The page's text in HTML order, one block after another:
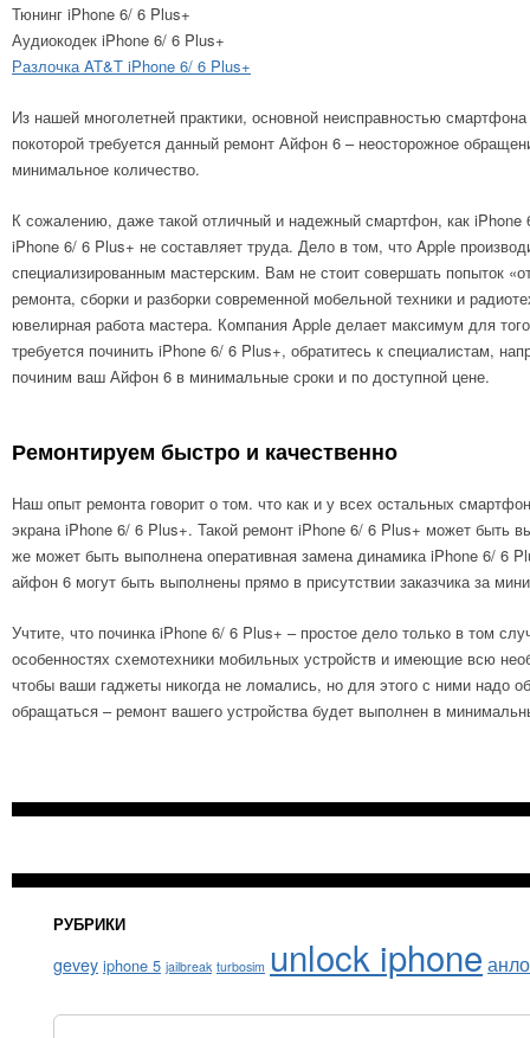
Тюнинг iPhone 6/ 6 Plus+
Аудиокодек iPhone 6/ 6 Plus+
Разлочка AT&T iPhone 6/ 6 Plus+
Из нашей многолетней практики, основной неисправностью
покоторой требуется данный ремонт Айфон 6 – неосторожное
минимальное количество.
К сожалению, даже такой отличный и надежный смартфон, как
iPhone 6/ 6 Plus+ не составляет труда. Дело в том, что Apple
специализированным мастерским. Вам не стоит совершать попыток
ремонта, сборки и разборки современной мобельной техники и
ювелирная работа мастера. Компания Apple делает максимум для
требуется починить iPhone 6/ 6 Plus+, обратитесь к специалистам,
починим ваш Айфон 6 в минимальные сроки и по доступной цене.
Ремонтируем быстро и качественно
Наш опыт ремонта говорит о том. что как и у всех остальных
экрана iPhone 6/ 6 Plus+. Такой ремонт iPhone 6/ 6 Plus+ может быть
же может быть выполнена оперативная замена динамика iPhone 6/ 6
айфон 6 могут быть выполнены прямо в присутствии заказчика за
Учтите, что починка iPhone 6/ 6 Plus+ – простое дело только в том
особенностях схемотехники мобильных устройств и имеющие всю
чтобы ваши гаджеты никогда не ломались, но для этого с ними надо
обращаться – ремонт вашего устройства будет выполнен в
РУБРИКИ
gevey iphone 5 jailbreak turbosim unlock iphone
Найти: